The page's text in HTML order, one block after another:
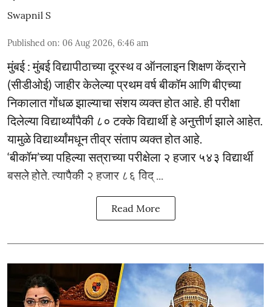
Swapnil S
Published on: 06 Aug 2026, 6:46 am
मुंबई : मुंबई विद्यापीठाच्या दूरस्थ व ऑनलाइन शिक्षण केंद्राने
(सीडीओई) जाहीर केलेल्या प्रथम वर्ष बीकॉम आणि बीएच्या
निकालात गोंधळ झाल्याचा संशय व्यक्त होत आहे. ही परीक्षा
दिलेल्या विद्यार्थ्यांपैकी ८० टक्के विद्यार्थी हे अनुत्तीर्ण झाले आहेत.
यामुळे विद्यार्थ्यांमधून तीव्र संताप व्यक्त होत आहे.
‘बीकॉम’च्या पहिल्या सत्राच्या परीक्षेला २ हजार ५४३ विद्यार्थी
बसले होते. त्यापैकी २ हजार ८६ विद् ...
Read More